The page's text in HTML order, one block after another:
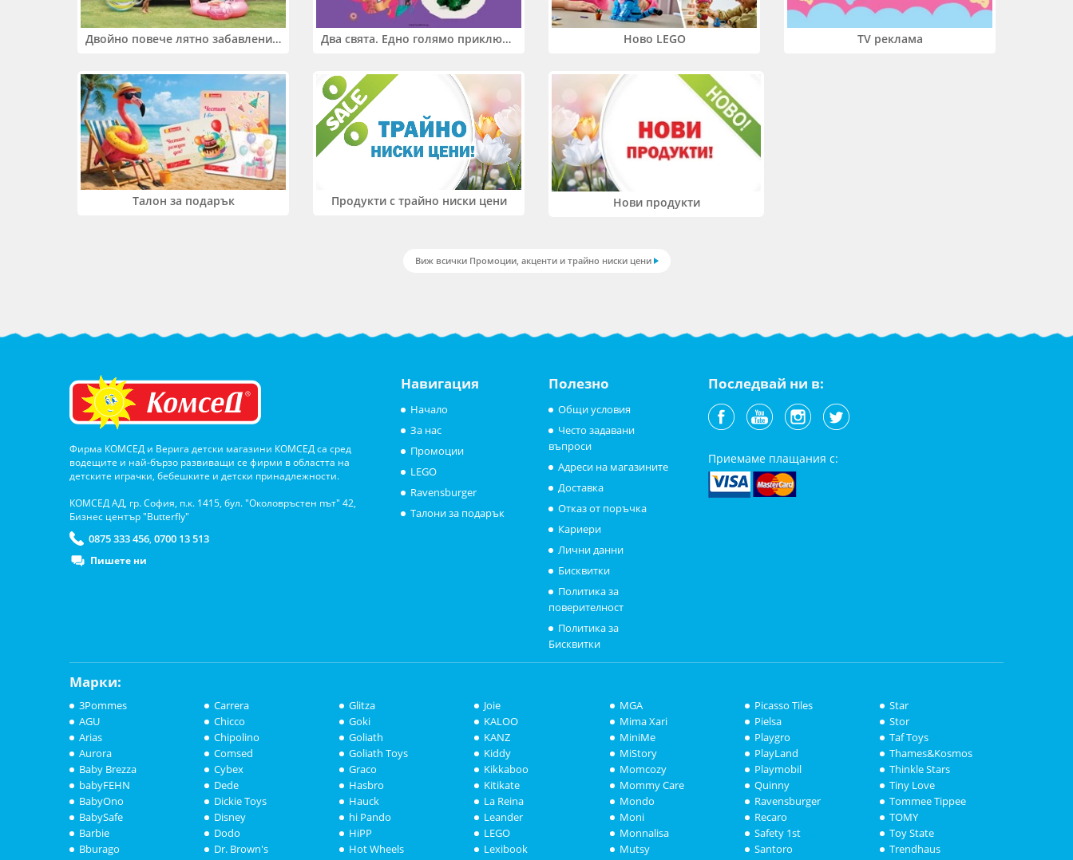
Двойно повече лятно забавление! Купи 2 продукта INTEX и вземи -33% Два свята. Едно голямо приключение. Купи 2 продукта LEGO® Friends и/или LEGO® Minecraft и вземи -27% Ново LEGO TV реклама
Талон за подарък Продукти с трайно ниски цени Нови продукти
Виж всички Промоции, акценти и трайно ниски цени
Фирма КОМСЕД и Верига детски магазини КОМСЕД са сред
водещите и най-бързо развиващи се фирми в областта на
детските играчки, бебешките и детски принадлежности.
КОМСЕД АД, гр. София, п.к. 1415, бул. "Околовръстен път" 42,
Бизнес център "Butterfly"
0875 333 456, 0700 13 513
Пишете ни
Навигация
Начало
За нас
Промоции
LEGO
Ravensburger
Талони за подарък
Полезно
Общи условия
Често задавани
въпроси
Адреси на магазините
Доставка
Отказ от поръчка
Кариери
Лични данни
Бисквитки
Политика за
поверителност
Политика за
Бисквитки
Последвай ни в:
Приемаме плащания с:
Марки:
3Pommes
AGU
Arias
Aurora
Baby Brezza
babyFEHN
BabyOno
BabySafe
Barbie
Bburago
Carrera
Chicco
Chipolino
Comsed
Cybex
Dede
Dickie Toys
Disney
Dodo
Dr. Brown's
Glitza
Goki
Goliath
Goliath Toys
Graco
Hasbro
Hauck
hi Pando
HiPP
Hot Wheels
Joie
KALOO
KANZ
Kiddy
Kikkaboo
Kitikate
La Reina
Leander
LEGO
Lexibook
MGA
Mima Xari
MiniMe
MiStory
Momcozy
Mommy Care
Mondo
Moni
Monnalisa
Mutsy
Picasso Tiles
Pielsa
Playgro
PlayLand
Playmobil
Quinny
Ravensburger
Recaro
Safety 1st
Santoro
Star
Stor
Taf Toys
Thames&Kosmos
Thinkle Stars
Tiny Love
Tommee Tippee
TOMY
Toy State
Trendhaus